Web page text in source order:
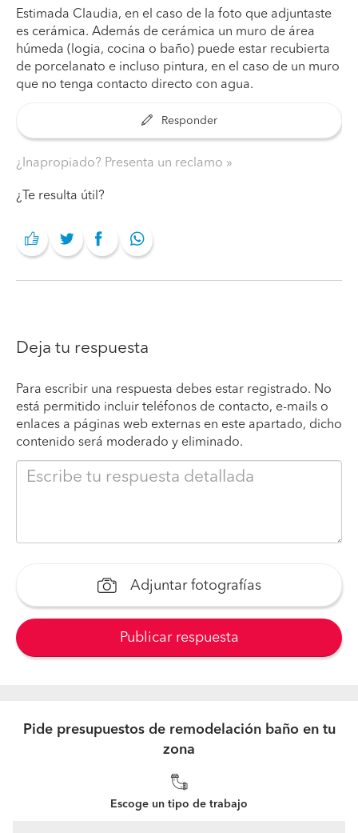
Estimada Claudia, en el caso de la foto que adjuntaste
es cerámica. Además de cerámica un muro de área
húmeda (logia, cocina o baño) puede estar recubierta
de porcelanato e incluso pintura, en el caso de un muro
que no tenga contacto directo con agua.
Responder
¿Inapropiado? Presenta un reclamo
¿Te resulta útil?
Deja tu respuesta
Para escribir una respuesta debes estar registrado. No
está permitido incluir teléfonos de contacto, e-mails o
enlaces a páginas web externas en este apartado, dicho
contenido será moderado y eliminado.
Adjuntar fotografías
Publicar respuesta
Pide presupuestos de remodelación baño en tu
zona
Escoge un tipo de trabajo